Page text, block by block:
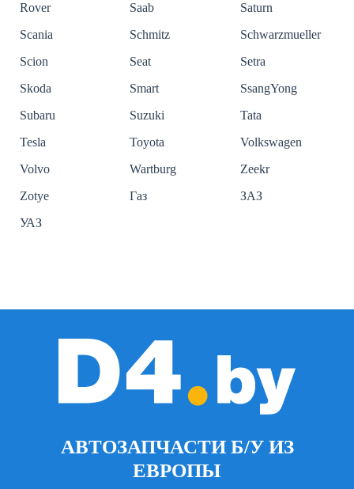
Rover
Saab
Saturn
Scania
Schmitz
Schwarzmueller
Scion
Seat
Setra
Skoda
Smart
SsangYong
Subaru
Suzuki
Tata
Tesla
Toyota
Volkswagen
Volvo
Wartburg
Zeekr
Zotye
Газ
ЗАЗ
УАЗ
АВТОЗАПЧАСТИ Б/У ИЗ
ЕВРОПЫ